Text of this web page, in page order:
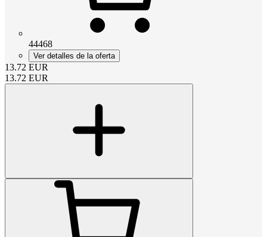
44468
Ver detalles de la oferta
13.72 EUR
13.72 EUR